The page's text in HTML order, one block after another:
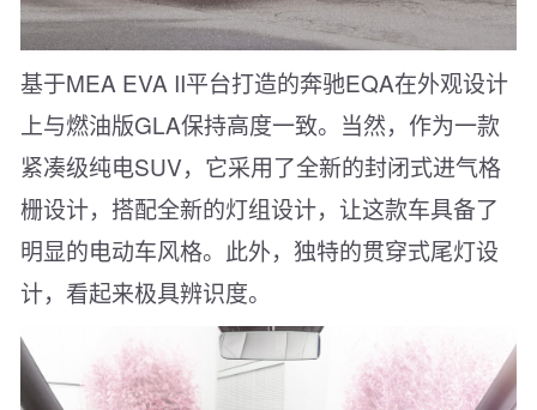
基于MEA EVA II平台打造的奔驰EQA在外观设计
上与燃油版GLA保持高度一致。当然，作为一款
紧凑级纯电SUV，它采用了全新的封闭式进气格
栅设计，搭配全新的灯组设计，让这款车具备了
明显的电动车风格。此外，独特的贯穿式尾灯设
计，看起来极具辨识度。